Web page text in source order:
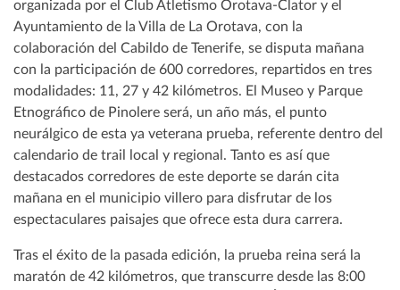
organizada por el Club Atletismo Orotava-Clator y el
Ayuntamiento de la Villa de La Orotava, con la
colaboración del Cabildo de Tenerife, se disputa mañana
con la participación de 600 corredores, repartidos en tres
modalidades: 11, 27 y 42 kilómetros. El Museo y Parque
Etnográfico de Pinolere será, un año más, el punto
neurálgico de esta ya veterana prueba, referente dentro del
calendario de trail local y regional. Tanto es así que
destacados corredores de este deporte se darán cita
mañana en el municipio villero para disfrutar de los
espectaculares paisajes que ofrece esta dura carrera.
Tras el éxito de la pasada edición, la prueba reina será la
maratón de 42 kilómetros, que transcurre desde las 8:00